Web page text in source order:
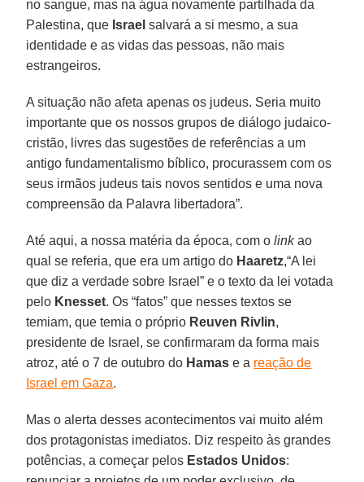
no sangue, mas na água novamente partilhada da
Palestina, que Israel salvará a si mesmo, a sua
identidade e as vidas das pessoas, não mais
estrangeiros.
A situação não afeta apenas os judeus. Seria muito
importante que os nossos grupos de diálogo judaico-
cristão, livres das sugestões de referências a um
antigo fundamentalismo bíblico, procurassem com os
seus irmãos judeus tais novos sentidos e uma nova
compreensão da Palavra libertadora”.
Até aqui, a nossa matéria da época, com olinkao
qual se referia, que era um artigo do Haaretz,“A lei
que diz a verdade sobre Israel” e o texto da lei votada
pelo Knesset. Os “fatos” que nesses textos se
temiam, que temia o próprio Reuven Rivlin,
presidente de Israel, se confirmaram da forma mais
atroz, até o 7 de outubro do Hamas e a reação de
Israel em Gaza.
Mas o alerta desses acontecimentos vai muito além
dos protagonistas imediatos. Diz respeito às grandes
potências, a começar pelos Estados Unidos: